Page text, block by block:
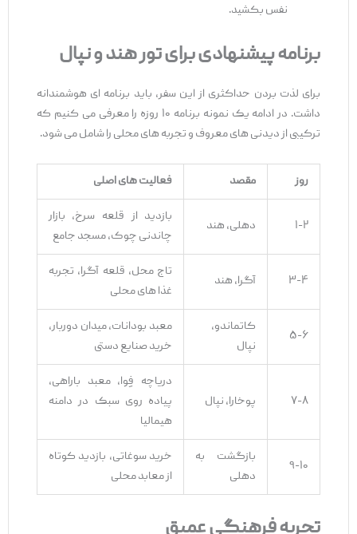
نفس بکشید.
برنامه پیشنهادی برای تور هند و نپال
برای لذت بردن حداکثری از این سفر، باید برنامه ‌ای هوشمندانه
داشت. در ادامه یک نمونه برنامه ۱۰ روزه را معرفی می ‌کنیم که
ترکیبی از دیدنی ‌های معروف و تجربه ‌های محلی را شامل می ‌شود.
روز مقصد فعالیت‌های اصلی
۱-۲ دهلی، هند
بازدید از قلعه سرخ، بازار
چاندنی چوک، مسجد جامع
۳-۴ آگرا، هند
تاج محل، قلعه آگرا، تجربه
غذا های محلی
۵-۶
کاتماندو،
نپال
معبد بودانات، میدان دوربار،
خرید صنایع دستی
۷-۸ پوخارا، نپال
دریاچه فِوا، معبد باراهی،
پیاده ‌روی سبک در دامنه
هیمالیا
۹-۱۰
بازگشت به
دهلی
خرید سوغاتی، بازدید کوتاه
از معابد محلی
تجربه فرهنگی عمیق